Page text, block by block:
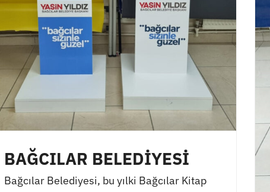
BAĞCILAR BELEDİYESİ
Bağcılar Belediyesi, bu yılki Bağcılar Kitap